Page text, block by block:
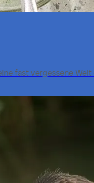
fast vergessene Welt